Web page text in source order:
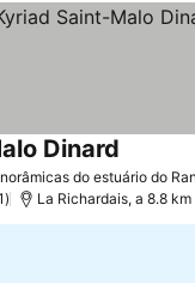
do estuário do
Dinard
La Richardais, a 8.8